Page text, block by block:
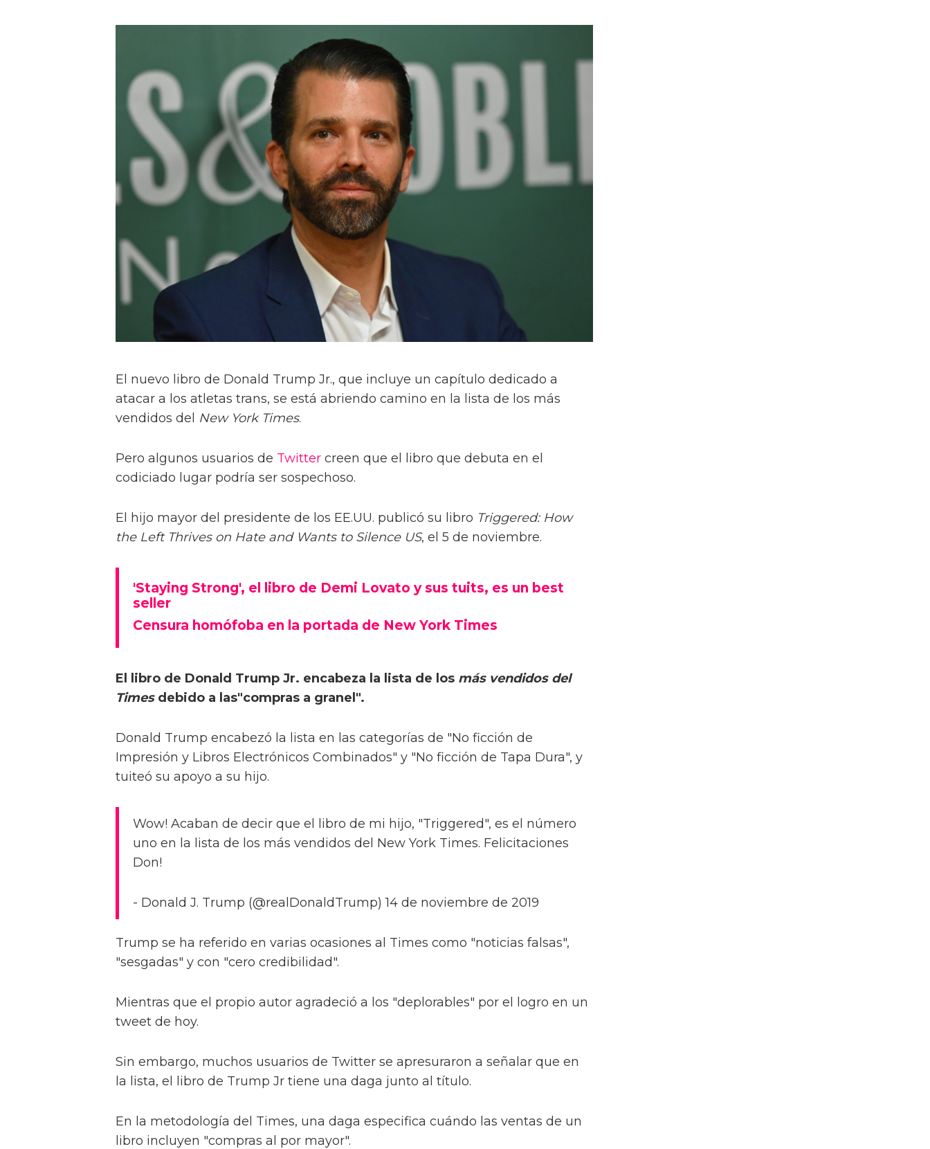
El nuevo libro de Donald Trump Jr., que incluye un capítulo dedicado a
atacar a los atletas trans, se está abriendo camino en la lista de los más
vendidos del New York Times.
Pero algunos usuarios de Twitter creen que el libro que debuta en el
codiciado lugar podría ser sospechoso.
El hijo mayor del presidente de los EE.UU. publicó su libro Triggered: How
the Left Thrives on Hate and Wants to Silence US, el 5 de noviembre.
'Staying Strong', el libro de Demi Lovato y sus tuits, es un best
seller
Censura homófoba en la portada de New York Times
El libro de Donald Trump Jr. encabeza la lista de los más vendidos del
Timesdebido a las"compras a granel".
Donald Trump encabezó la lista en las categorías de "No ficción de
Impresión y Libros Electrónicos Combinados" y "No ficción de Tapa Dura", y
tuiteó su apoyo a su hijo.
Wow! Acaban de decir que el libro de mi hijo, "Triggered", es el número
uno en la lista de los más vendidos del New York Times. Felicitaciones
Don!
- Donald J. Trump (@realDonaldTrump) 14 de noviembre de 2019
Trump se ha referido en varias ocasiones al Times como "noticias falsas",
"sesgadas" y con "cero credibilidad".
Mientras que el propio autor agradeció a los "deplorables" por el logro en un
tweet de hoy.
Sin embargo, muchos usuarios de Twitter se apresuraron a señalar que en
la lista, el libro de Trump Jr tiene una daga junto al título.
En la metodología del Times, una daga especifica cuándo las ventas de un
libro incluyen "compras al por mayor".